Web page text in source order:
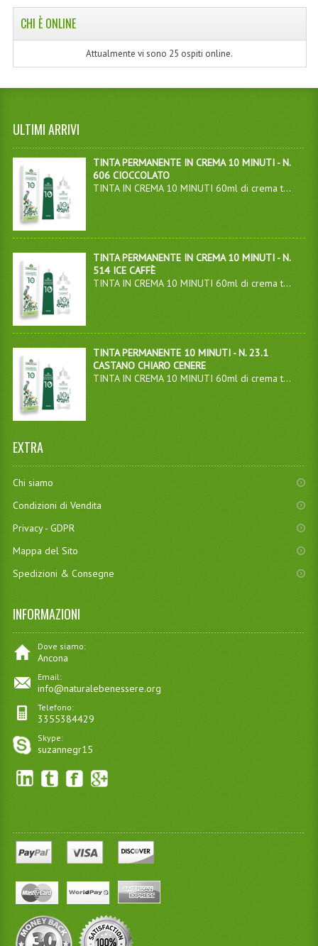
CHI È ONLINE
Attualmente vi sono 25 ospiti online.
ULTIMI ARRIVI
TINTA PERMANENTE IN CREMA 10 MINUTI - N.
606 CIOCCOLATO
TINTA IN CREMA 10 MINUTI 60ml di crema t...
TINTA PERMANENTE IN CREMA 10 MINUTI - N.
514 ICE CAFFÈ
TINTA IN CREMA 10 MINUTI 60ml di crema t...
TINTA PERMANENTE 10 MINUTI - N. 23.1
CASTANO CHIARO CENERE
TINTA IN CREMA 10 MINUTI 60ml di crema t...
EXTRA
Chi siamo
Condizioni di Vendita
Privacy - GDPR
Mappa del Sito
Spedizioni & Consegne
INFORMAZIONI
Dove siamo:
Ancona
Email:
info@naturalebenessere.org
Telefono:
3355384429
Skype:
suzannegr15